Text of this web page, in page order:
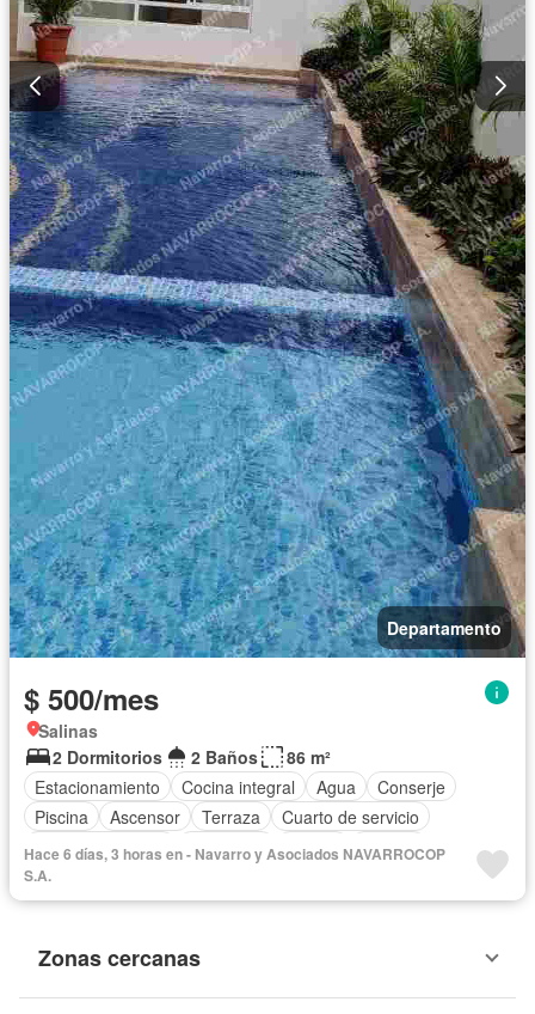
Departamento
$ 500/mes
Salinas
2 Dormitorios
2 Baños
86 m²
Estacionamiento
Cocina integral Agua
Conserje
Piscina
Ascensor Terraza
Cuarto de servicio
Vista panorámica
Seguridad Parrilla
Jacuzzi
Electricidad
Acceso para personas con discapacidad
Jardín
Balcón
Hace 6 días, 3 horas en - Navarro y Asociados NAVARROCOP
S.A.
Zonas cercanas